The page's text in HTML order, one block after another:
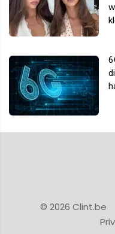
© 2026 Clint.be